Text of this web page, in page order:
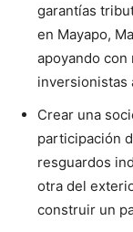
garantías
en Mayapo,
apoyando con
inversionistas
Crear una
participación
resguardos
otra del
construir un